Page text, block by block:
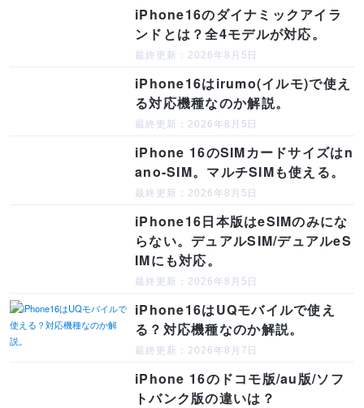
iPhone16のダイナミックアイラ
ンドとは？全4モデルが対応。
最終更新：2026年8月5日
iPhone16はirumo(イルモ)で使え
る対応機種なのか解説。
最終更新：2026年8月5日
iPhone 16のSIMカードサイズはn
ano-SIM。マルチSIMも使える。
最終更新：2026年8月5日
iPhone16日本版はeSIMのみにな
らない。デュアルSIM/デュアルeS
IMにも対応。
最終更新：2026年8月5日
iPhone16はUQモバイルで使え
る？対応機種なのか解説。
最終更新：2026年8月7日
iPhone 16のドコモ版/au版/ソフ
トバンク版の違いは？